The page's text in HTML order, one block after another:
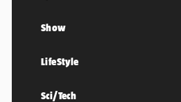
Show
LifeStyle
Sci/Tech